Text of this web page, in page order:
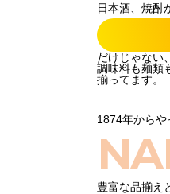
日本酒、焼酎
だけじゃない
調味料も麺類
揃ってます。
1874年からや
豊富な品揃え